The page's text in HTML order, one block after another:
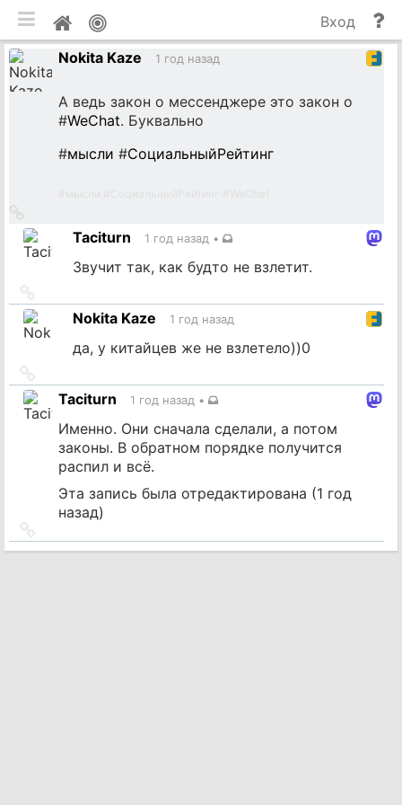
Мой
профиль
и
Вход
Nokita Kaze
1 год назад
А ведь закон о мессенджере это закон о
#WeChat. Буквально
#мысли #СоциальныйРейтинг
на
источникTaciturn 1 год назад •
Звучит так, как будто не взлетит.
на
источникNokita Kaze 1 год назад
да, у китайцев же не взлетело))0
на
источник
Taciturn 1 год назад •
Именно. Они сначала сделали, а потом
законы. В обратном порядке получится
распил и всё.
Эта запись была отредактирована (1 год
назад)
на
мобильная версия